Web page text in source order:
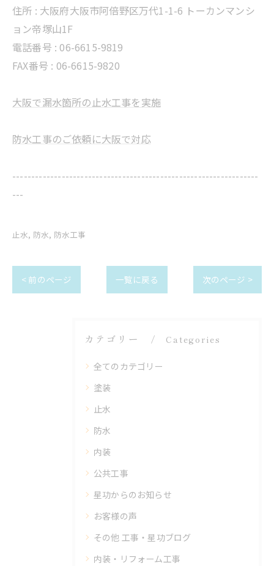
住所 : 大阪府大阪市阿倍野区万代1-1-6 トーカンマンシ
ョン帝塚山1F
電話番号 : 06-6615-9819
FAX番号 : 06-6615-9820
大阪で漏水箇所の止水工事を実施
防水工事のご依頼に大阪で対応
-----------------------------------------------------------------
---
止水 防水 防水工事
< 前のページ 一覧に戻る 次のページ >
カテゴリー Categories
全てのカテゴリー
塗装
止水
防水
内装
公共工事
星功からのお知らせ
お客様の声
その他 工事・星功ブログ
内装・リフォーム工事